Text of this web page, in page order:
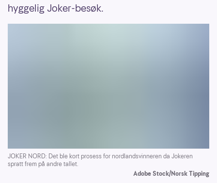
hyggelig Joker-besøk.
JOKER NORD: Det ble kort prosess for nordlandsvinneren da Jokeren
spratt frem på andre tallet.
Adobe Stock/Norsk Tipping